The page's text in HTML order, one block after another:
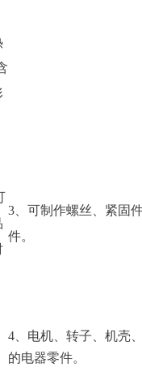
3 、可制作螺丝、紧固
件。
4 、电机、转子、机壳
的电器零件。